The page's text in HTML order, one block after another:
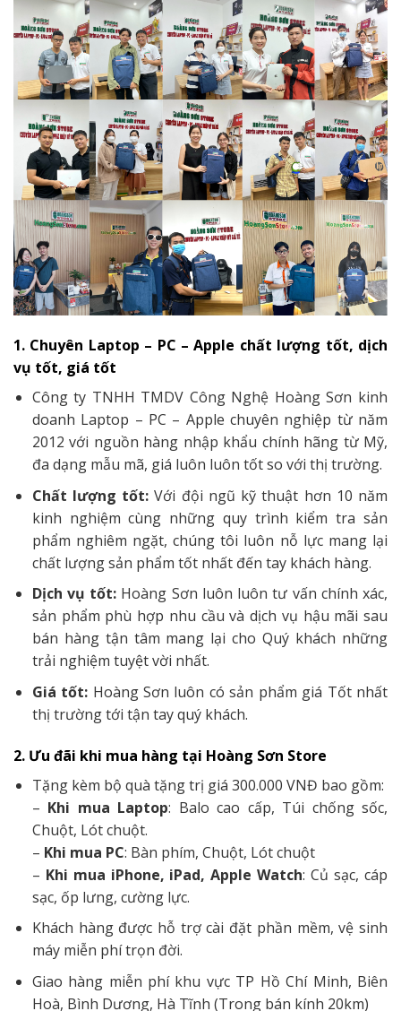
1. Chuyên Laptop – PC – Apple chất lượng tốt, dịch
vụ tốt, giá tốt
Công ty TNHH TMDV Công Nghệ Hoàng Sơn kinh
doanh Laptop – PC – Apple chuyên nghiệp từ năm
2012 với nguồn hàng nhập khẩu chính hãng từ Mỹ,
đa dạng mẫu mã, giá luôn luôn tốt so với thị trường.
Chất lượng tốt: Với đội ngũ kỹ thuật hơn 10 năm
kinh nghiệm cùng những quy trình kiểm tra sản
phẩm nghiêm ngặt, chúng tôi luôn nỗ lực mang lại
chất lượng sản phẩm tốt nhất đến tay khách hàng.
Dịch vụ tốt: Hoàng Sơn luôn luôn tư vấn chính xác,
sản phẩm phù hợp nhu cầu và dịch vụ hậu mãi sau
bán hàng tận tâm mang lại cho Quý khách những
trải nghiệm tuyệt vời nhất.
Giá tốt: Hoàng Sơn luôn có sản phẩm giá Tốt nhất
thị trường tới tận tay quý khách.
2. Ưu đãi khi mua hàng tại Hoàng Sơn Store
Tặng kèm bộ quà tặng trị giá 300.000 VNĐ bao gồm:
– Khi mua Laptop: Balo cao cấp, Túi chống sốc,
Chuột, Lót chuột.
– Khi mua PC: Bàn phím, Chuột, Lót chuột
– Khi mua iPhone, iPad, Apple Watch: Củ sạc, cáp
sạc, ốp lưng, cường lực.
Khách hàng được hỗ trợ cài đặt phần mềm, vệ sinh
máy miễn phí trọn đời.
Giao hàng miễn phí khu vực TP Hồ Chí Minh, Biên
Hoà, Bình Dương, Hà Tĩnh (Trong bán kính 20km)